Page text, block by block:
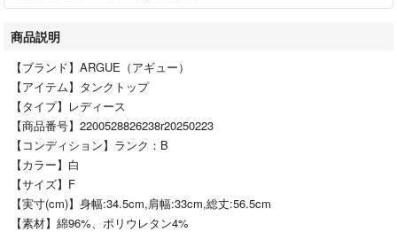
商品説明
【ブランド】ARGUE（アギュー）
【アイテム】タンクトップ
【タイプ】レディース
【商品番号】2200528826238r20250223
【コンディション】ランク：B
【カラー】白
【サイズ】F
【実寸(cm)】身幅:34.5cm,肩幅:33cm,総丈:56.5cm
【素材】綿96%、ポリウレタン4%